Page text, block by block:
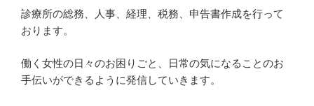
診療所の総務、人事、経理、税務、申告書作成を行って
おります。
働く女性の日々のお困りごと、日常の気になることのお
手伝いができるように発信していきます。